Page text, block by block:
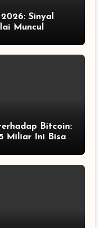
Sinyal
Muncul
Bitcoin:
Miliar Ini Bisa